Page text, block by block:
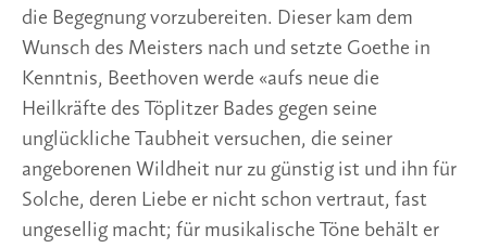
die Begegnung vorzubereiten. Dieser kam dem
Wunsch des Meisters nach und setzte Goethe in
Kenntnis, Beethoven werde «aufs neue die
Heilkräfte des Töplitzer Bades gegen seine
unglückliche Taubheit versuchen, die seiner
angeborenen Wildheit nur zu günstig ist und ihn für
Solche, deren Liebe er nicht schon vertraut, fast
ungesellig macht; für musikalische Töne behält er